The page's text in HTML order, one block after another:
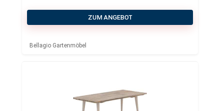
ZUM ANGEBOT
Bellagio Gartenmöbel